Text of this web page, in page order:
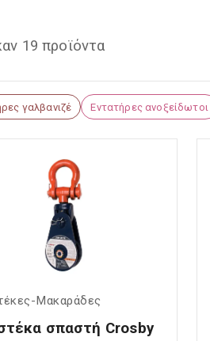
19 προϊόντα
γαλβανιζέ Εντατήρες ανοξείδωτοι
Μακαράδες
σπαστή Crosby